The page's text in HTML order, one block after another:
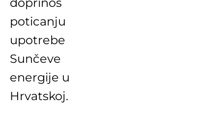
poticanju
upotrebe
Sunčeve
energije u
Hrvatskoj.